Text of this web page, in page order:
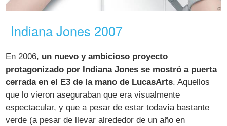
Indiana Jones 2007
En 2006, un nuevo y ambicioso proyecto
protagonizado por Indiana Jones se mostró a puerta
cerrada en el E3 de la mano de LucasArts. Aquellos
que lo vieron aseguraban que era visualmente
espectacular, y que a pesar de estar todavía bastante
verde (a pesar de llevar alrededor de un año en